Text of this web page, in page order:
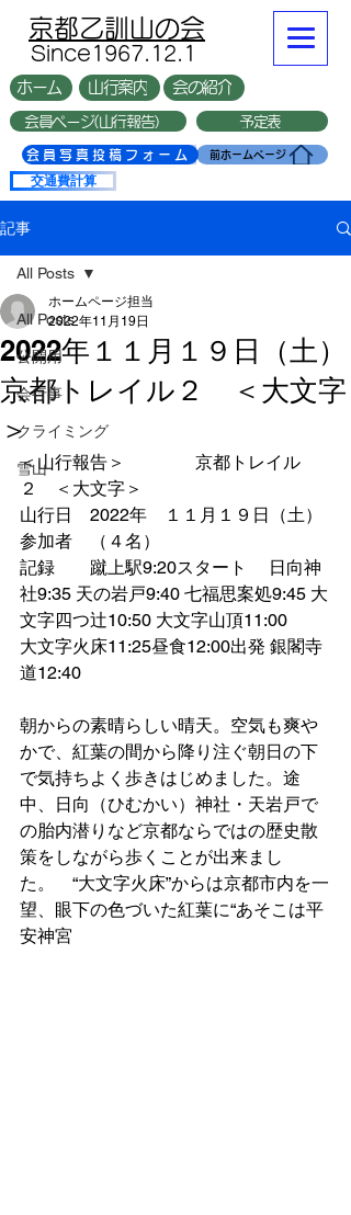
複数台
​京都乙訓山の会
​Since1967.12.1
前ホームページ
会員写真投稿フォーム
山行案内
ホーム 会の紹介
会員ページ(山行報告） 予定表
交通費計算
記事
All Posts
公開用
会行事
クライミング
雪山
All Posts
2022年１１月１９日（土）
京都トレイル２ ＜大文字
＞
ホームページ担当
2022年11月19日
＜山行報告＞　　　　京都トレイル
２　＜大文字＞
山行日　2022年　１１月１９日（土）
参加者　（４名）
記録　　蹴上駅9:20スタート　 日向神
社9:35 天の岩戸9:40 七福思案処9:45 大
文字四つ辻10:50 大文字山頂11:00
大文字火床11:25昼食12:00出発 銀閣寺
道12:40
朝からの素晴らしい晴天。空気も爽や
かで、紅葉の間から降り注ぐ朝日の下
で気持ちよく歩きはじめました。途
中、日向（ひむかい）神社・天岩戸で
の胎内潜りなど京都ならではの歴史散
策をしながら歩くことが出来まし
た。　“大文字火床”からは京都市内を一
望、眼下の色づいた紅葉に“あそこは平
安神宮